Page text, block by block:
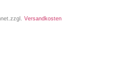
zzgl. Versandkosten